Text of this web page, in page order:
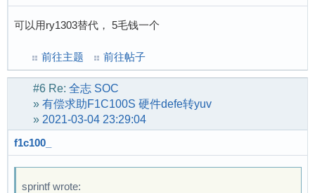
可以用ry1303替代， 5毛钱一个
前往主题 前往帖子
#6 Re: 全志 SOC
» 有偿求助F1C100S 硬件defe转yuv
» 2021-03-04 23:29:04
f1c100_
sprintf wrote: